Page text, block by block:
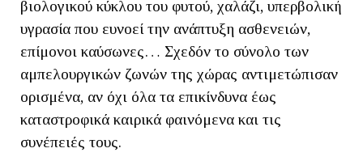
βιολογικού κύκλου του φυτού, χαλάζι, υπερβολική
υγρασία που ευνοεί την ανάπτυξη ασθενειών,
επίμονοι καύσωνες… Σχεδόν το σύνολο των
αμπελουργικών ζωνών της χώρας αντιμετώπισαν
ορισμένα, αν όχι όλα τα επικίνδυνα έως
καταστροφικά καιρικά φαινόμενα και τις
συνέπειές τους.